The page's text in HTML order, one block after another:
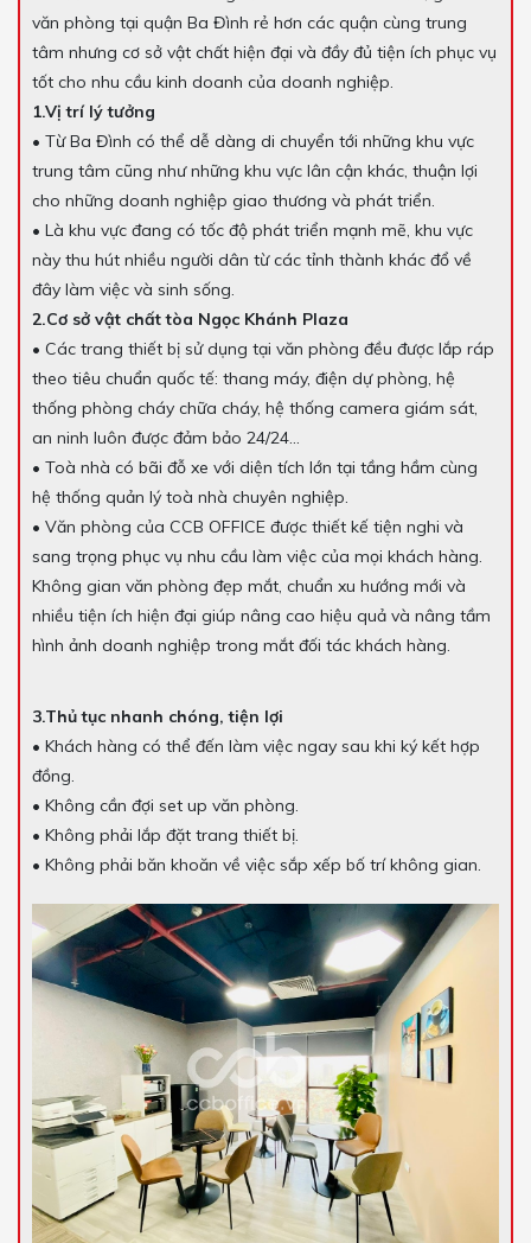
văn phòng tại quận Ba Đình rẻ hơn các quận cùng trung
tâm nhưng cơ sở vật chất hiện đại và đầy đủ tiện ích phục vụ
tốt cho nhu cầu kinh doanh của doanh nghiệp.
1.Vị trí lý tưởng
• Từ Ba Đình có thể dễ dàng di chuyển tới những khu vực
trung tâm cũng như những khu vực lân cận khác, thuận lợi
cho những doanh nghiệp giao thương và phát triển.
• Là khu vực đang có tốc độ phát triển mạnh mẽ, khu vực
này thu hút nhiều người dân từ các tỉnh thành khác đổ về
đây làm việc và sinh sống.
2.Cơ sở vật chất tòa Ngọc Khánh Plaza
• Các trang thiết bị sử dụng tại văn phòng đều được lắp ráp
theo tiêu chuẩn quốc tế: thang máy, điện dự phòng, hệ
thống phòng cháy chữa cháy, hệ thống camera giám sát,
an ninh luôn được đảm bảo 24/24…
• Toà nhà có bãi đỗ xe với diện tích lớn tại tầng hầm cùng
hệ thống quản lý toà nhà chuyên nghiệp.
• Văn phòng của CCB OFFICE được thiết kế tiện nghi và
sang trọng phục vụ nhu cầu làm việc của mọi khách hàng.
Không gian văn phòng đẹp mắt, chuẩn xu hướng mới và
nhiều tiện ích hiện đại giúp nâng cao hiệu quả và nâng tầm
hình ảnh doanh nghiệp trong mắt đối tác khách hàng.
3.Thủ tục nhanh chóng, tiện lợi
• Khách hàng có thể đến làm việc ngay sau khi ký kết hợp
đồng.
• Không cần đợi set up văn phòng.
• Không phải lắp đặt trang thiết bị.
• Không phải băn khoăn về việc sắp xếp bố trí không gian.